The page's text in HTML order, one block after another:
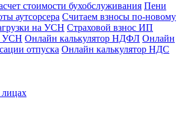
стоимости бухобслуживания Пени
аутсорсера Считаем взносы по-новому
на УСН Страховой взнос ИП
УСН Онлайн калькулятор НДФЛ Онлайн
отпуска Онлайн калькулятор НДС